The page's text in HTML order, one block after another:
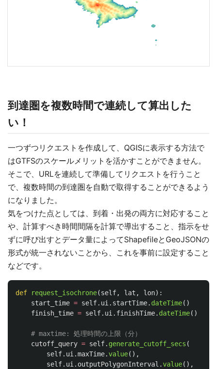
到達圏を複数時間で連続して算出した
い！
一つずつリクエストを作成して、QGISに表示する方法で
はGTFSのスケールメリットを活かすことができません。
そこで、URLを連続して準備してリクエストを行うこと
で、複数時間の到達圏を自動で取得することができるよう
になりました。
気をつけた点としては、到着・出発の両方に対応すること
や、計算すべき時間間隔を計算で導出すること、指示をせ
ずに呼び出すとデータ量によってShapefileとGeoJSONの
形式が統一されないことから、これを事前に設定すること
などです。
def request_isochrone(self, lat , lon):
start_time = self. ui. startTime. dateTime()
finish_time = self. ui. finishTime. dateTime()
cutoff_query = self. generate_cutoff_secs (
self. ui.maxTime.value(),
self. ui. outputPolygonInterval .value(),